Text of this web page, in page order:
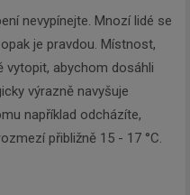
nevypínejte. Mnozí lidé se
je pravdou. Místnost,
vytopit, abychom dosáhli
výrazně navyšuje
například odcházíte,
přibližně 15 - 17 °C.